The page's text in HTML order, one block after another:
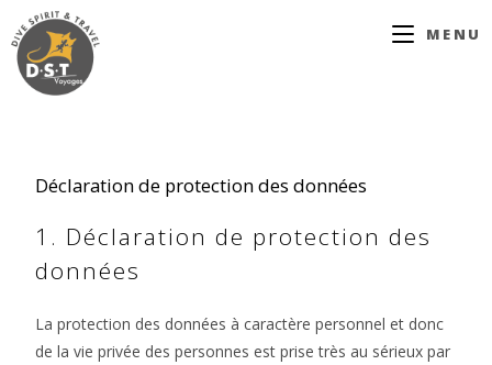
MENU
Déclaration de protection des données
1. Déclaration de protection des
données
La protection des données à caractère personnel et donc
de la vie privée des personnes est prise très au sérieux par